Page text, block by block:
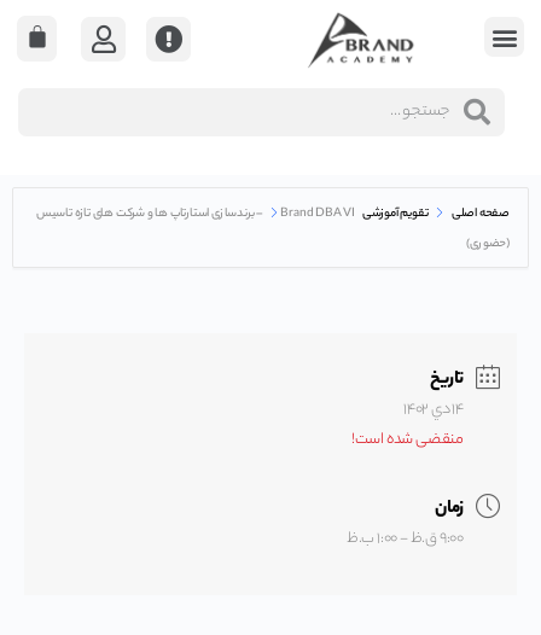
صفحه اصلی تقویم آموزشی
Brand DBA VI – برندسازی استارتاپ ها و شرکت های تازه تاسیس
(حضوری)
تاریخ
۱۴ دي ۱۴۰۲
منقضی شده است!
زمان
۹:۰۰ ق.ظ - ۱:۰۰ ب.ظ